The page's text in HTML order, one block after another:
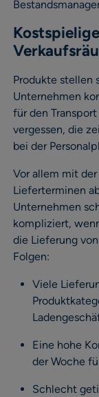
Produkte stellen
Unternehmen
für den
vergessen, die
bei der
Vor allem mit
Lieferterminen
Unternehmen
kompliziert,
die Lieferung
Folgen:
Viele
Eine hohe
der Woche
Schlecht